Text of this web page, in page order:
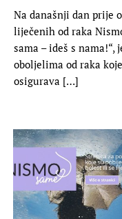
Na današnji dan prije
liječenih od raka
sama – ideš s
oboljelima od raka
osigurava […]